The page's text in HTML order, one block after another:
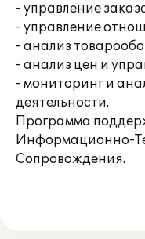
- управление
- управление
- анализ
- анализ цен и
- мониторинг и
деятельности.
Программа
Информационно-
Сопровождения.